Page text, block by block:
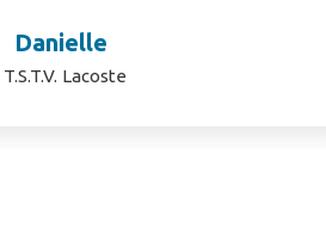
Danielle
T.S.T.V. Lacoste